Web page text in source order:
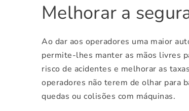
Melhorar a
Ao dar aos operadores uma maior
permite-lhes manter as mãos livres
risco de acidentes e melhorar as
operadores não terem de olhar para
quedas ou colisões com máquinas.